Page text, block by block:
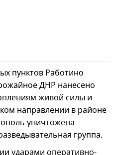
пунктов Работино
ДНР нанесено
живой силы и
направлении в районе
уничтожена
группа.
ударами оперативно-